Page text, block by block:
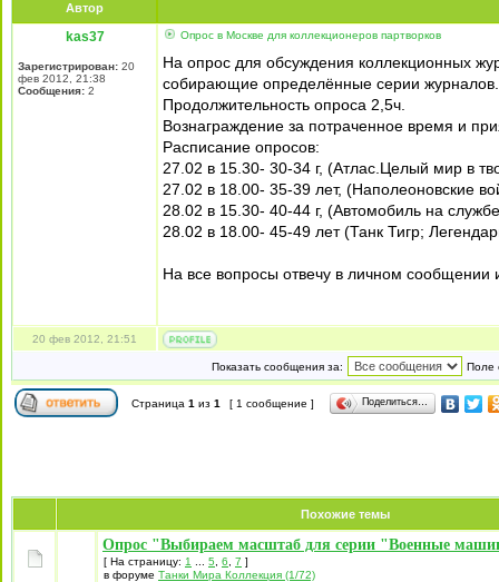
Автор
kas37
Зарегистрирован: 20
фев 2012, 21:38
Сообщения: 2
Опрос в Москве для коллекционеров партворков
На опрос для обсуждения коллекционных
собирающие определённые серии журналов.
Продолжительность опроса 2,5ч.
Вознаграждение за потраченное время и
Расписание опросов:
27.02 в 15.30- 30-34 г, (Атлас.Целый мир в
27.02 в 18.00- 35-39 лет, (Наполеоновские
28.02 в 15.30- 40-44 г, (Автомобиль на
28.02 в 18.00- 45-49 лет (Танк Тигр;
На все вопросы отвечу в личном сообщении
20 фев 2012, 21:51
Показать сообщения за: Поле
Страница 1 из 1 [ 1 сообщение ] Поделиться…
Похожие темы
Опрос "Выбираем масштаб для серии "Военные
[ На страницу: 1 5 6 7 ]
в форуме Танки Мира Коллекция (1/72)